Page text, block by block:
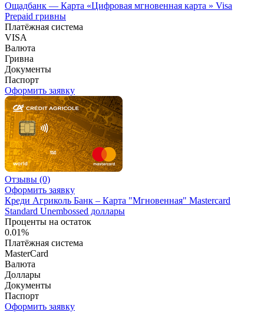
Ощадбанк — Карта «Цифровая мгновенная карта » Visa
Prepaid гривны
Платёжная система
VISA
Валюта
Гривна
Документы
Паспорт
Оформить заявку
Отзывы (0)
Оформить заявку
Креди Агриколь Банк – Карта "Мгновенная" Masterсard
Standard Unembossed доллары
Проценты на остаток
0.01%
Платёжная система
MasterCard
Валюта
Доллары
Документы
Паспорт
Оформить заявку